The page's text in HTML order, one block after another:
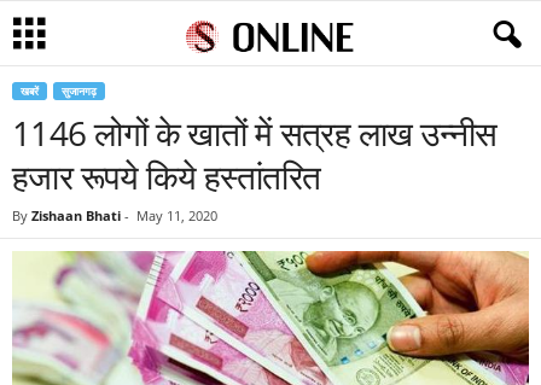
खबरें सुजानगढ़
1146 लोगों के खातों में सत्रह लाख उन्नीस
हजार रूपये किये हस्तांतरित
By Zishaan Bhati - May 11, 2020